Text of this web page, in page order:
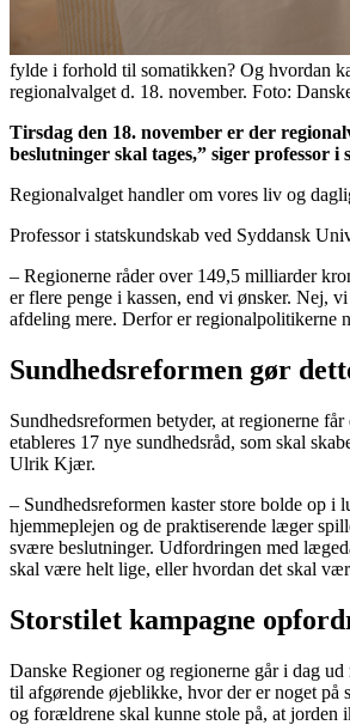
fylde i forhold til somatikken? Og hvordan
regionalvalget d. 18. november. Foto:
Tirsdag den 18. november er der
beslutninger skal tages,” siger professor
Regionalvalget handler om vores liv og
Professor i statskundskab ved Syddansk
– Regionerne råder over 149,5 milliarder
er flere penge i kassen, end vi ønsker. Nej,
afdeling mere. Derfor er regionalpolitikerne
Sundhedsreformen gør
Sundhedsreformen betyder, at regionerne
etableres 17 nye sundhedsråd, som skal
Ulrik Kjær.
– Sundhedsreformen kaster store bolde op
hjemmeplejen og de praktiserende læger
svære beslutninger. Udfordringen med
skal være helt lige, eller hvordan det skal
Storstilet kampagne
Danske Regioner og regionerne går i dag
til afgørende øjeblikke, hvor der er noget på
og forældrene skal kunne stole på, at jorden